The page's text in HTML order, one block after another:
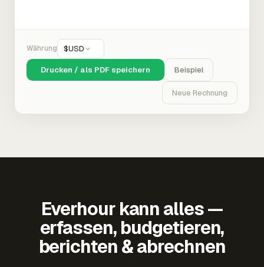
Währung $USD
Drucken / als PDF speichern Beispiel
Neue Rechnung
Everhour kann alles —
erfassen, budgetieren,
berichten & abrechnen